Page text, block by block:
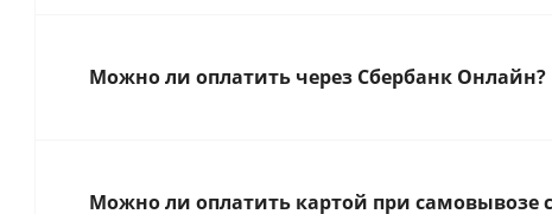
Можно ли оплатить через Сбербанк Онлайн?
Можно ли оплатить картой при самовывозе